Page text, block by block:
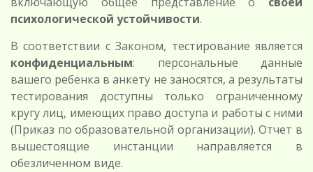
психологической устойчивости.
В соответствии с Законом, тестирование является
конфиденциальным: персональные данные
вашего ребенка в анкету не заносятся, а результаты
тестирования доступны только ограниченному
кругу лиц, имеющих право доступа и работы с ними
(Приказ по образовательной организации). Отчет в
вышестоящие инстанции направляется в
обезличенном виде.